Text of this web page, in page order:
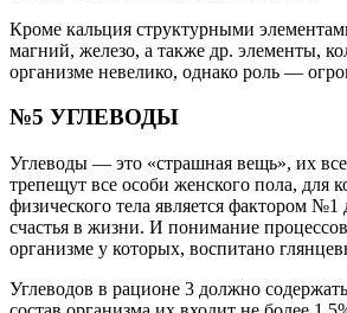
Кроме кальция структурными
магний, железо, а также др. элементы,
организме невелико, однако роль —
№5 УГЛЕВОДЫ
Углеводы — это «страшная вещь», их
трепещут все особи женского пола, для
физического тела является фактором №1
счастья в жизни. И понимание
организме у которых, воспитано
Углеводов в рационе 3 должно